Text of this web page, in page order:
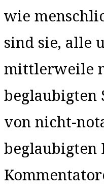
wie
sind sie, alle
mittlerweile
beglaubigten
von nicht-
beglaubigten